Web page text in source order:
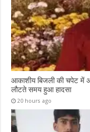
आकाशीय बिजली की चपेट में
लौटते समय हुआ हादसा
20 hours ago